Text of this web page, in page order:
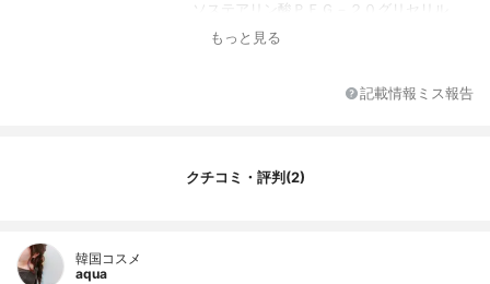
ソステアリン酸ＰＥＧ－２０グリセリル、
炭酸ジカプリリル、合成ワックス、テトラ
ンジ油、ダイズ油、ペンチレングリコール
もっと見る
記載情報ミス報告
クチコミ・評判(2)
韓国コスメ
aqua